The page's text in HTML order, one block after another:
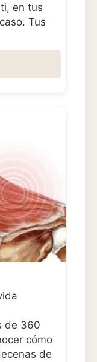
en tus
Tus
de 360
cómo
de